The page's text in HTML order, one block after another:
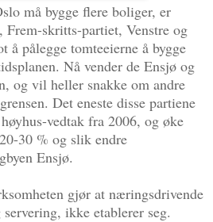
må bygge flere boliger, er
skritts-partiet, Venstre og
pålegge tomteeierne å bygge
Nå vender de Ensjø og
og vil heller snakke om andre
Det eneste disse partiene
vedtak fra 2006, og øke
30 % og slik endre
Ensjø.
gjør at næringsdrivende
ikke etablerer seg.